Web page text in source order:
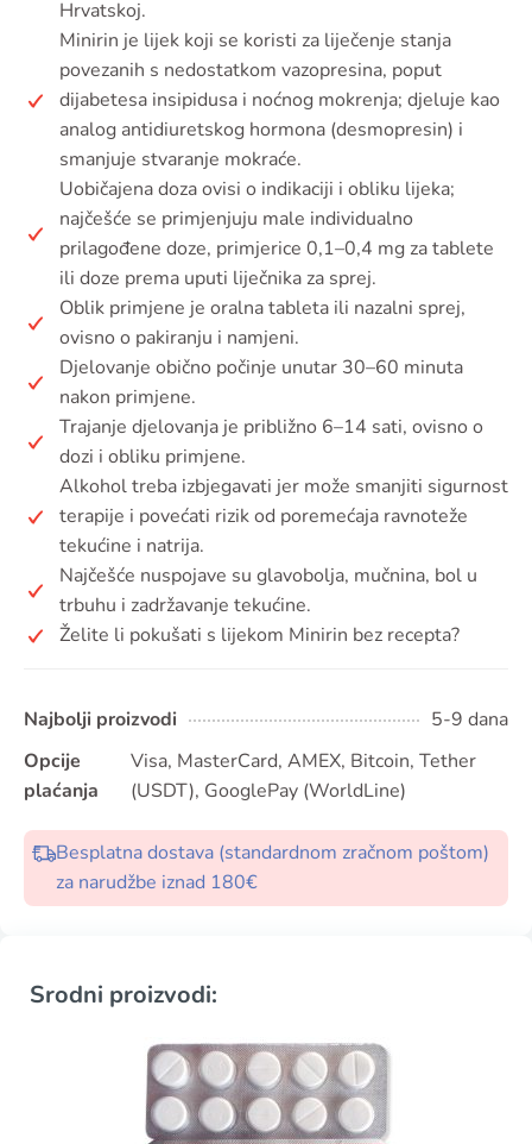
Hrvatskoj.
Minirin je lijek koji se koristi za liječenje stanja
povezanih s nedostatkom vazopresina, poput
dijabetesa insipidusa i noćnog mokrenja; djeluje kao
analog antidiuretskog hormona (desmopresin) i
smanjuje stvaranje mokraće.
Uobičajena doza ovisi o indikaciji i obliku lijeka;
najčešće se primjenjuju male individualno
prilagođene doze, primjerice 0,1–0,4 mg za tablete
ili doze prema uputi liječnika za sprej.
Oblik primjene je oralna tableta ili nazalni sprej,
ovisno o pakiranju i namjeni.
Djelovanje obično počinje unutar 30–60 minuta
nakon primjene.
Trajanje djelovanja je približno 6–14 sati, ovisno o
dozi i obliku primjene.
Alkohol treba izbjegavati jer može smanjiti sigurnost
terapije i povećati rizik od poremećaja ravnoteže
tekućine i natrija.
Najčešće nuspojave su glavobolja, mučnina, bol u
trbuhu i zadržavanje tekućine.
Želite li pokušati s lijekom Minirin bez recepta?
Najbolji proizvodi
5-9 dana
Opcije
plaćanja
Visa, MasterCard, AMEX, Bitcoin, Tether
(USDT), GooglePay (WorldLine)
Besplatna dostava (standardnom zračnom poštom)
za narudžbe iznad 180€
Srodni proizvodi: